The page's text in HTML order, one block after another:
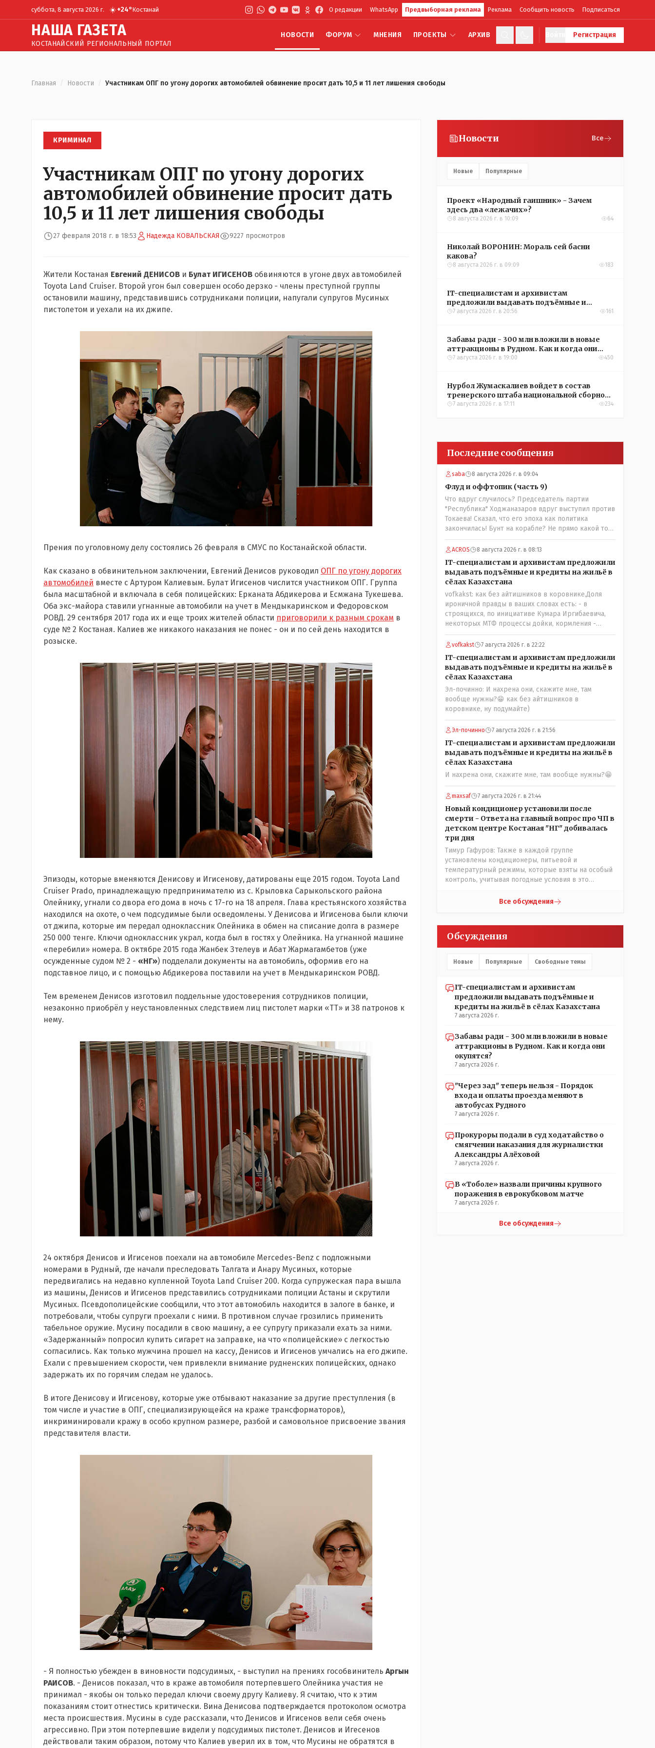
суббота, 8 августа 2026 г. ☀️+24°Костанай О редакции WhatsApp Предвыборная реклама Реклама Сообщить новость Подписаться
НАША ГАЗЕТА
КОСТАНАЙСКИЙ РЕГИОНАЛЬНЫЙ ПОРТАЛ
НОВОСТИ ФОРУМ МНЕНИЯ ПРОЕКТЫ АРХИВ Регистрация
Главная / Новости / Участникам ОПГ по угону дорогих автомобилей обвинение просит дать 10,5 и 11 лет лишения свободы
КРИМИНАЛ
Участникам ОПГ по угону дорогих
автомобилей обвинение просит дать
10,5 и 11 лет лишения свободы
27 февраля 2018 г. в 18:53 Надежда КОВАЛЬСКАЯ 9227 просмотров
Жители Костаная Евгений ДЕНИСОВ и Булат ИГИСЕНОВ обвиняются в угоне двух автомобилей
Toyota Land Cruiser. Второй угон был совершен особо дерзко - члены преступной группы
остановили машину, представившись сотрудниками полиции, напугали супругов Мусиных
пистолетом и уехали на их джипе.
Прения по уголовному делу состоялись 26 февраля в СМУС по Костанайской области.
Как сказано в обвинительном заключении, Евгений Денисов руководил ОПГ по угону дорогих
автомобилей вместе с Артуром Калиевым. Булат Игисенов числится участником ОПГ. Группа
была масштабной и включала в себя полицейских: Ерканата Абдикерова и Есмжана Тукешева.
Оба экс-майора ставили угнанные автомобили на учет в Мендыкаринском и Федоровском
РОВД. 29 сентября 2017 года их и еще троих жителей области приговорили к разным срокам в
суде № 2 Костаная. Калиев же никакого наказания не понес - он и по сей день находится в
розыске.
Эпизоды, которые вменяются Денисову и Игисенову, датированы еще 2015 годом. Toyota Land
Cruiser Prado, принадлежащую предпринимателю из с. Крыловка Сарыкольского района
Олейнику, угнали со двора его дома в ночь с 17-го на 18 апреля. Глава крестьянского хозяйства
находился на охоте, о чем подсудимые были осведомлены. У Денисова и Игисенова были ключи
от джипа, которые им передал одноклассник Олейника в обмен на списание долга в размере
250 000 тенге. Ключи одноклассник украл, когда был в гостях у Олейника. На угнанной машине
«перебили» номера. В октябре 2015 года Жанбек Зтелеув и Абат Жармагамбетов (уже
осужденные судом № 2 - «НГ») подделали документы на автомобиль, оформив его на
подставное лицо, и с помощью Абдикерова поставили на учет в Мендыкаринском РОВД.
Тем временем Денисов изготовил поддельные удостоверения сотрудников полиции,
незаконно приобрёл у неустановленных следствием лиц пистолет марки «ТТ» и 38 патронов к
нему.
24 октября Денисов и Игисенов поехали на автомобиле Mercedes-Benz с подложными
номерами в Рудный, где начали преследовать Талгата и Анару Мусиных, которые
передвигались на недавно купленной Toyota Land Cruiser 200. Когда супружеская пара вышла
из машины, Денисов и Игисенов представились сотрудниками полиции Астаны и скрутили
Мусиных. Псевдополицейские сообщили, что этот автомобиль находится в залоге в банке, и
потребовали, чтобы супруги проехали с ними. В противном случае грозились применить
табельное оружие. Мусину посадили в свою машину, а ее супругу приказали ехать за ними.
«Задержанный» попросил купить сигарет на заправке, на что «полицейские» с легкостью
согласились. Как только мужчина прошел на кассу, Денисов и Игисенов умчались на его джипе.
Ехали с превышением скорости, чем привлекли внимание рудненских полицейских, однако
задержать их по горячим следам не удалось.
В итоге Денисову и Игисенову, которые уже отбывают наказание за другие преступления (в
том числе и участие в ОПГ, специализирующейся на краже трансформаторов),
инкриминировали кражу в особо крупном размере, разбой и самовольное присвоение звания
представителя власти.
- Я полностью убежден в виновности подсудимых, - выступил на прениях гособвинитель Аргын
РАИСОВ. - Денисов показал, что в краже автомобиля потерпевшего Олейника участия не
принимал - якобы он только передал ключи своему другу Калиеву. Я считаю, что к этим
показаниям стоит отнестись критически. Вина Денисова подтверждается протоколом осмотра
места происшествия. Мусины в суде рассказали, что Денисов и Игисенов вели себя очень
агрессивно. При этом потерпевшие видели у подсудимых пистолет. Денисов и Игесенов
действовали таким образом, потому что Калиев уверил их в том, что Мусины не обратятся в
Новости Все
Новые Популярные
Проект «Народный гаишник» - Зачем
здесь два «лежачих»?
8 августа 2026 г. в 10:09 64
Николай ВОРОНИН: Мораль сей басни
какова?
8 августа 2026 г. в 09:09 183
IT-специалистам и архивистам
предложили выдавать подъёмные и
кредиты на жильё в сёлах Казахстана
7 августа 2026 г. в 20:56 161
Забавы ради - 300 млн вложили в новые
аттракционы в Рудном. Как и когда они
окупятся?
7 августа 2026 г. в 19:00 450
Нурбол Жумаскалиев войдет в состав
тренерского штаба национальной сборной
Казахстана по футболу
7 августа 2026 г. в 17:11 234
Последние сообщения
saba 8 августа 2026 г. в 09:04
Флуд и оффтопик (часть 9)
Что вдруг случилось? Председатель партии
"Республика" Ходжаназаров вдруг выступил против
Токаева! Сказал, что его эпоха как политика
закончилась! Бунт на корабле? Не прямо какой то
правдолюб вдруг выступил! Может он
инопланетянин? Появился неизвестно откуда,
холдинг и теперь против президента выступает!
Вот ни капельки ему не поверю, что он действует в
интересах страны, про народ уже и не говорю!
Опять какие то закулисные игры?
ACROS 8 августа 2026 г. в 08:13
IT-специалистам и архивистам предложили
выдавать подъёмные и кредиты на жильё в
сёлах Казахстана
vofkakst: как без айтишников в коровнике,Доля
ироничной правды в ваших словах есть: - в
строящихся, по инициативе Кумара Иргибаевича,
некоторых МТФ процессы дойки, кормления -
оцифрованы и иногда эти программы дают сбой - и
тогда они нужны, хотя я насколько в курсе своей
можно решать и устранять эти сбои и удалённо -
лёжа на диване, в городе. Но, этих современных и
оцифрованных МТФ критично мало для массового
переезда лохматых и обкуренных молодых ребят
из города в село, да и те МТФ я по опыту
подозреваю, скоро перейдут на обслуживание с
помошью кувалды, китайского скотча, алюминевой
проволоки и русского мата. Вот где работать в селе
именно АРХИВАРИУСАМ - понятие не имею-
допустим все мои архивы по работе и по семейной
жизни - помещаются в одну дешёвую китайскую
флешку купленную на оптушке на Складской за 1
000 тенге. Впрочем, не надо гадать: - это замутили
гос.бюджету- наверняка они знают что делают.
vofkakst 7 августа 2026 г. в 22:22
IT-специалистам и архивистам предложили
выдавать подъёмные и кредиты на жильё в
сёлах Казахстана
Эл-починно: И нахрена они, скажите мне, там
вообще нужны?😁 как без айтишников в
коровнике, ну подумайте)
Эл-починно 7 августа 2026 г. в 21:56
IT-специалистам и архивистам предложили
выдавать подъёмные и кредиты на жильё в
сёлах Казахстана
И нахрена они, скажите мне, там вообще нужны?😁
maxsaf 7 августа 2026 г. в 21:44
Новый кондиционер установили после
смерти - Ответа на главный вопрос про ЧП в
детском центре Костаная "НГ" добивалась
три дня
Тимур Гафуров: Также в каждой группе
установлены кондиционеры, питьевой и
температурный режимы, которые взяты на особый
контроль, учитывая погодные условия в это
считаете иначе?Ну тут противоречия нет. Этот
впервые поставили температурный режим на
контроль. То есть первая часть - информация до
трагедии, вторая часть - информация после
трагедии, когда все уже было исправлено.
Все обсуждения
Обсуждения
Новые Популярные Свободные темы
IT-специалистам и архивистам
предложили выдавать подъёмные и
кредиты на жильё в сёлах Казахстана
7 августа 2026 г.
Забавы ради - 300 млн вложили в новые
аттракционы в Рудном. Как и когда они
окупятся?
7 августа 2026 г.
"Через зад" теперь нельзя - Порядок
входа и оплаты проезда меняют в
автобусах Рудного
7 августа 2026 г.
Прокуроры подали в суд ходатайство о
смягчении наказания для журналистки
Александры Алёховой
7 августа 2026 г.
В «Тоболе» назвали причины крупного
поражения в еврокубковом матче
7 августа 2026 г.
Все обсуждения